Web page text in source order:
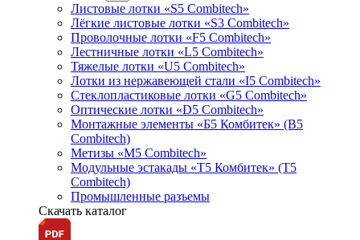
Листовые лотки «S5 Combitech»
Лёгкие листовые лотки «S3 Combitech»
Проволочные лотки «F5 Combitech»
Лестничные лотки «L5 Combitech»
Тяжелые лотки «U5 Combitech»
Лотки из нержавеющей стали «I5 Combitech»
Стеклопластиковые лотки «G5 Combitech»
Оптические лотки «D5 Combitech»
Монтажные элементы «Б5 Комбитек» (B5
Combitech)
Метизы «M5 Combitech»
Модульные эстакады «Т5 Комбитек» (T5
Combitech)
Промышленные разъемы
Скачать каталог